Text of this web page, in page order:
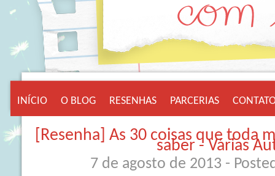
INÍCIO O BLOG RESENHAS PARCERIAS
[Resenha] As 30 coisas que toda
saber - Várias
7 de agosto de 2013 -